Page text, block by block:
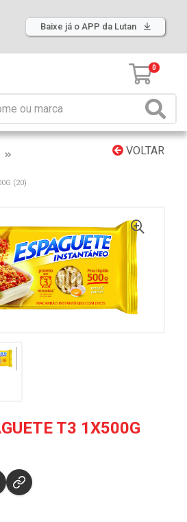
Baixe já o APP da Lutan
0
VOLTAR
(20)
T3 1X500G